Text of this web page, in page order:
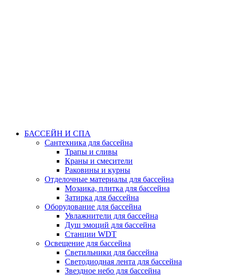
БАССЕЙН И СПА
Сантехника для бассейна
Трапы и сливы
Краны и смесители
Раковины и курны
Отделочные материалы для бассейна
Мозаика, плитка для бассейна
Затирка для бассейна
Оборудование для бассейна
Увлажнители для бассейна
Душ эмоций для бассейна
Станции WDT
Освещение для бассейна
Светильники для бассейна
Светодиодная лента для бассейна
Звездное небо для бассейна